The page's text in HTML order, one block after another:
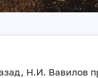
Н.И. Вавилов